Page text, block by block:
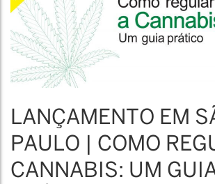
LANÇAMENTO EM
PAULO | COMO
CANNABIS: UM